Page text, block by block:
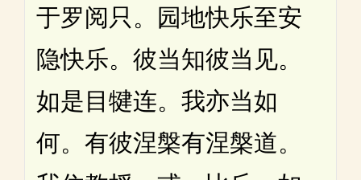
于罗阅只。园地快乐至安
隐快乐。彼当知彼当见。
如是目犍连。我亦当如
何。有彼涅槃有涅槃道。